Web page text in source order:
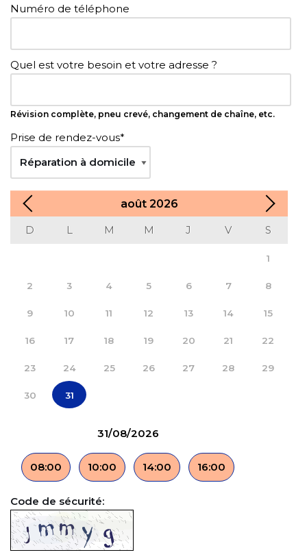
Numéro de téléphone
Quel est votre besoin et votre adresse ?
Révision complète, pneu crevé, changement de chaîne, etc.
Prise de rendez-vous*
août 2026
D
L M M J V S
1
2 3 4 5 6 7 8
9 10 11 12 13 14 15
16 17 18 19 20 21 22
23 24 25 26 27 28 29
30 31
31/08/2026
08:00 10:00 14:00 16:00
Code de sécurité: